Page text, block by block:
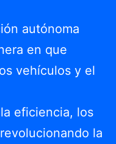
autónoma
en que
vehículos y el
eficiencia, los
la